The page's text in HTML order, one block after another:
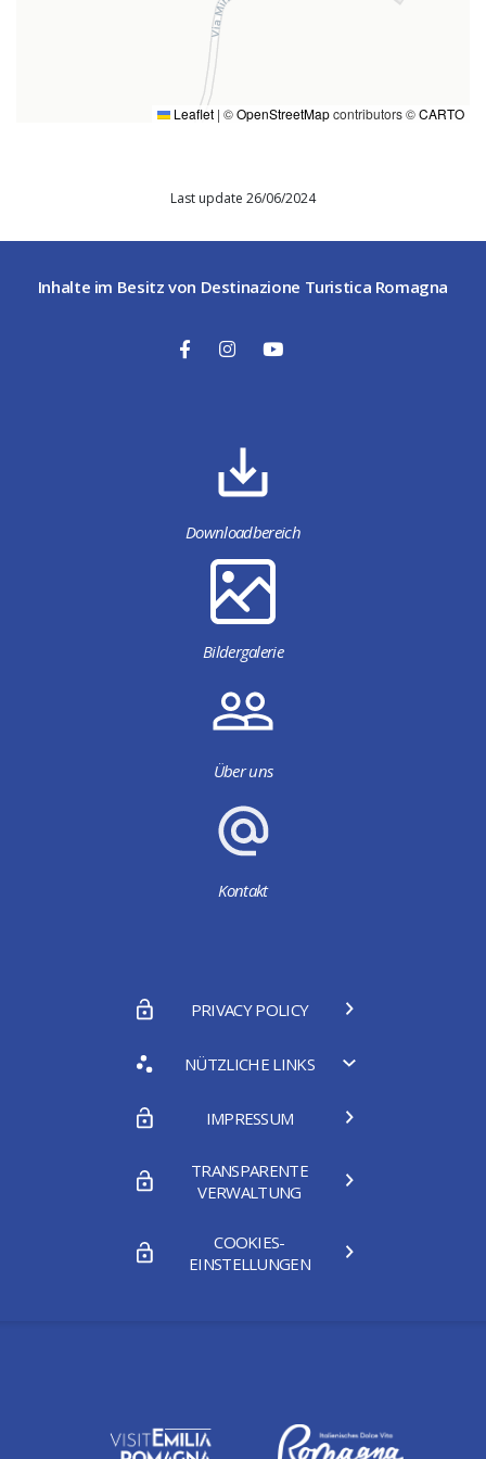
Leaflet | ©OpenStreetMapcontributors ©CARTO
Last update 26/06/2024
Inhalte im Besitz von Destinazione Turistica Romagna
Downloadbereich
Bildergalerie
Über uns
Kontakt
PRIVACY POLICY
NÜTZLICHE LINKS
IMPRESSUM
TRANSPARENTE
VERWALTUNG
COOKIES-
EINSTELLUNGEN